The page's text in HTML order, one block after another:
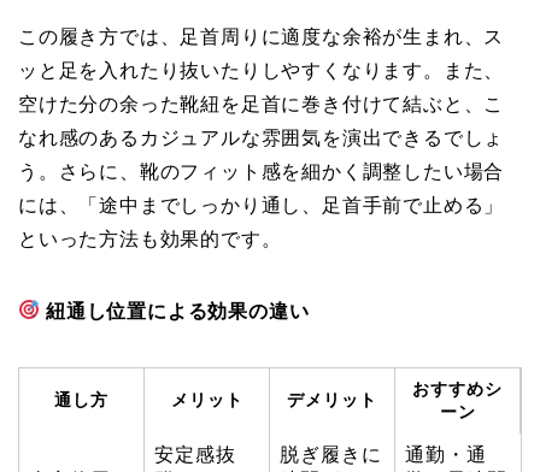
この履き方では、足首周りに適度な余裕が生まれ、ス
ッと足を入れたり抜いたりしやすくなります。また、
空けた分の余った靴紐を足首に巻き付けて結ぶと、こ
なれ感のあるカジュアルな雰囲気を演出できるでしょ
う。さらに、靴のフィット感を細かく調整したい場合
には、「途中までしっかり通し、足首手前で止める」
といった方法も効果的です。
紐通し位置による効果の違い
通し方 メリット デメリット
おすすめシ
ーン
安定感抜
脱ぎ履きに
通勤・通